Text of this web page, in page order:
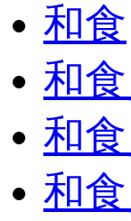
和食
和
和
和